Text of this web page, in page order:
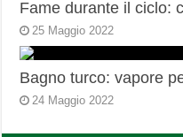
Fame durante il ciclo:
25 Maggio 2022
Bagno turco: vapore
24 Maggio 2022